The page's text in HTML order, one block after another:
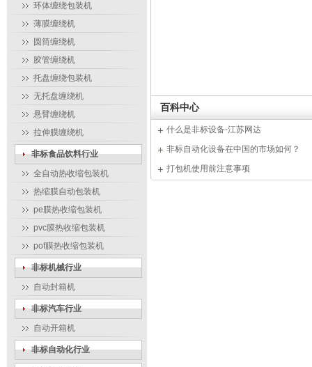
环体缠绕包装机
薄膜缠绕机
圆筒缠绕机
胶管缠绕机
托盘缠绕包装机
无托盘缠绕机
悬臂缠绕机
拉伸膜缠绕机
非标食品饮料行业
全自动热收缩包装机
热缩膜自动包装机
pe膜热收缩包装机
pvc膜热收缩包装机
pof膜热收缩包装机
非标机械行业
自动封箱机
非标汽车行业
自动开箱机
非标自动化行业
百科中心
什么是非标设备-江苏网达
非标自动化设备在中国的市场如何？
打包机使用前注意事项